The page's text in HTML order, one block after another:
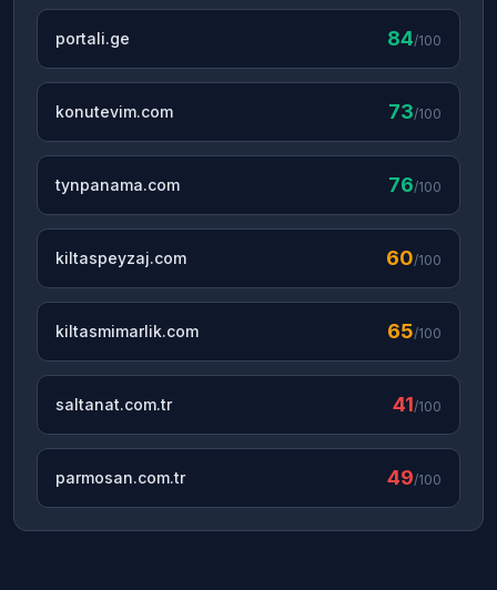
portali.ge 84/100
konutevim.com 73/100
tynpanama.com 76/100
kiltaspeyzaj.com 60/100
kiltasmimarlik.com 65/100
saltanat.com.tr 41/100
parmosan.com.tr 49/100